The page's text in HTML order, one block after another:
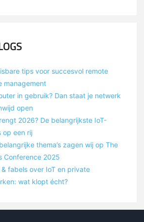
tips voor succesvol remote
management
in gebruik? Dan staat je netwerk
open
2026? De belangrijkste IoT-
op een rij
thema’s zagen wij op The
Conference 2025
& fabels over IoT en private
wat klopt écht?